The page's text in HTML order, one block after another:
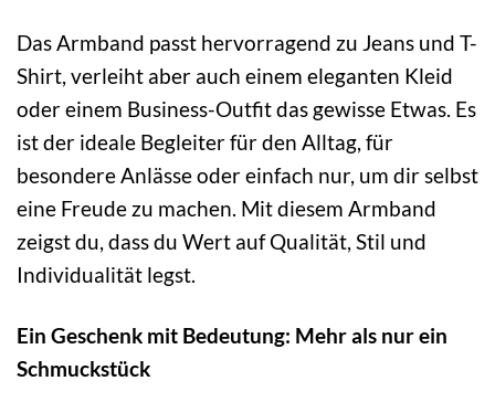
Das Armband passt hervorragend zu Jeans und T-
Shirt, verleiht aber auch einem eleganten Kleid
oder einem Business-Outfit das gewisse Etwas. Es
ist der ideale Begleiter für den Alltag, für
besondere Anlässe oder einfach nur, um dir selbst
eine Freude zu machen. Mit diesem Armband
zeigst du, dass du Wert auf Qualität, Stil und
Individualität legst.
Ein Geschenk mit Bedeutung: Mehr als nur ein
Schmuckstück